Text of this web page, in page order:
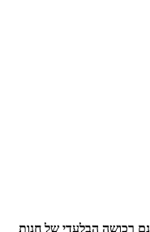
רכושה הבלעדי של חנות